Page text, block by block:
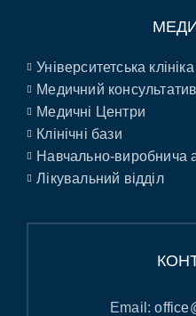
Університетська клініка
Медичний
Медичні Центри
Клінічні бази
Навчально-виробнича
Лікувальний відділ
Email: